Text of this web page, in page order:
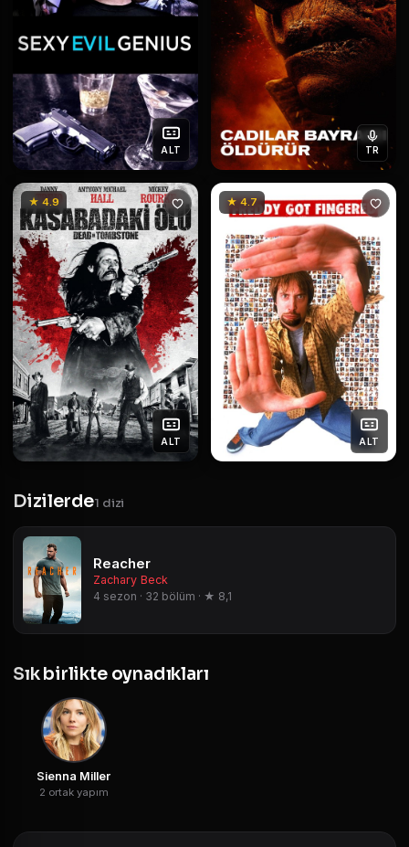
ALT TR
★ 4.9
ALT
★ 4.7
ALT
Dizilerde1 dizi
Reacher
Zachary Beck
4 sezon · 32 bölüm · ★ 8,1
Sık birlikte oynadıkları
Sienna Miller
2 ortak yapım